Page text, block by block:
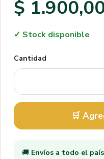
$
✓ Stock disponible
Cantidad
🛒
🚚 Envíos a todo el país